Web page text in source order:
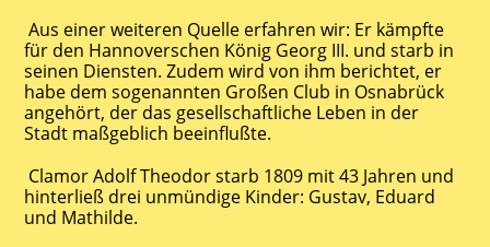
Aus einer weiteren Quelle erfahren wir: Er kämpfte
für den Hannoverschen König Georg III. und starb in
seinen Diensten. Zudem wird von ihm berichtet, er
habe dem sogenannten Großen Club in Osnabrück
angehört, der das gesellschaftliche Leben in der
Stadt maßgeblich beeinflußte.
Clamor Adolf Theodor starb 1809 mit 43 Jahren und
hinterließ drei unmündige Kinder: Gustav, Eduard
und Mathilde.